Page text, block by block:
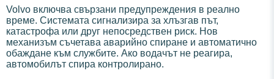
Volvo включва свързани предупреждения в реално
време. Системата сигнализира за хлъзгав път,
катастрофа или друг непосредствен риск. Нов
механизъм съчетава аварийно спиране и автоматично
обаждане към службите. Ако водачът не реагира,
автомобилът спира контролирано.